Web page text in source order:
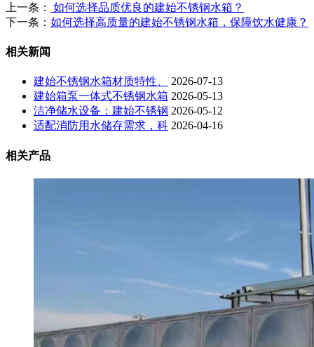
上一条：
如何选择品质优良的建始不锈钢水箱？
下一条： 如何选择高质量的建始不锈钢水箱，保障饮水健康？
相关新闻
建始不锈钢水箱材质特性、
2026-07-13
建始箱泵一体式不锈钢水箱 2026-05-13
洁净储水设备：建始不锈钢 2026-05-12
适配消防用水储存需求，科 2026-04-16
相关产品